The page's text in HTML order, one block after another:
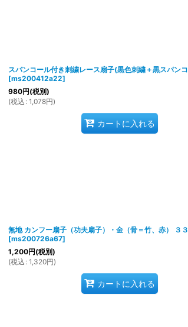
スパンコール付き刺繍レース扇子(黒色刺繍＋黒スパン
[ms200412a22]
980円(税別)
(税込 : 1,078円)
カートに入れる
無地 カンフー扇子（功夫扇子）・金（骨＝竹、赤） ３
[ms200726a67]
1,200円(税別)
(税込 : 1,320円)
カートに入れる